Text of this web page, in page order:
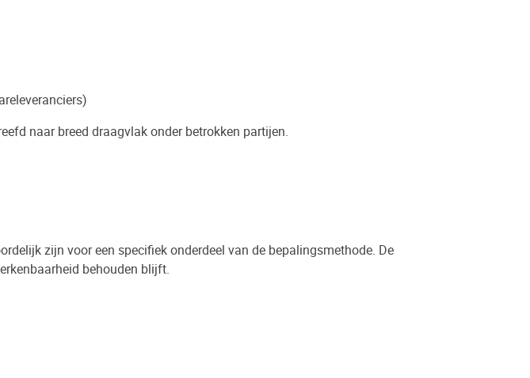
naar breed draagvlak onder betrokken partijen.
zijn voor een specifiek onderdeel van de bepalingsmethode. De
behouden blijft.